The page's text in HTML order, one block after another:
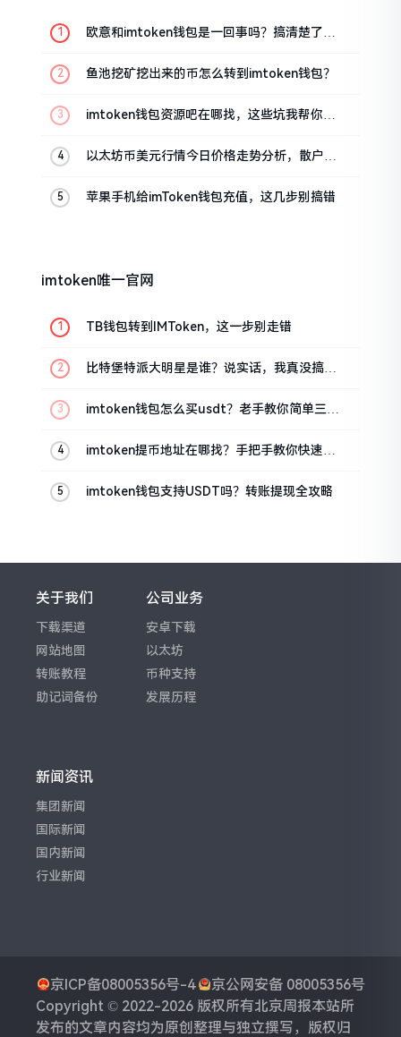
欧意和imtoken钱包是一回事吗？搞清楚了再
鱼池挖矿挖出来的币怎么转到imtoken钱包？
imtoken钱包资源吧在哪找，这些坑我帮你趟
以太坊币美元行情今日价格走势分析，散户如
苹果手机给imToken钱包充值，这几步别搞错
imtoken唯一官网
TB钱包转到IMToken，这一步别走错
比特堡特派大明星是谁？说实话，我真没搞明
imtoken钱包怎么买usdt？老手教你简单三步
imtoken提币地址在哪找？手把手教你快速查
imtoken钱包支持USDT吗？转账提现全攻略
关于我们
下载渠道
网站地图
转账教程
助记词备份
公司业务
安卓下载
以太坊
币种支持
发展历程
新闻资讯
集团新闻
国际新闻
国内新闻
行业新闻
京ICP备08005356号-4
京公网安备 08005356号
Copyright © 2022-2026 版权所有北京周报本站所
发布的文章内容均为原创整理与独立撰写，版权归